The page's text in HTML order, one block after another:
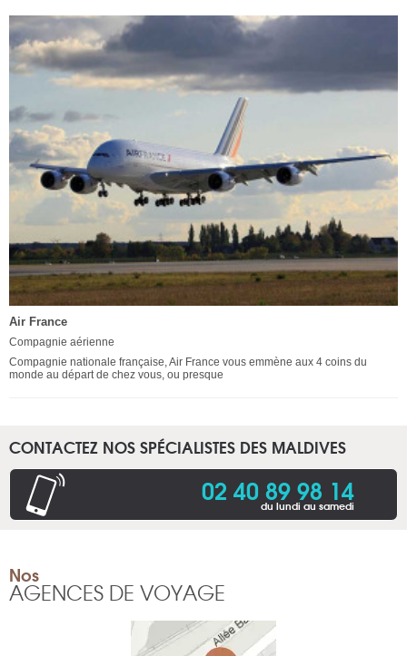
Air France
Compagnie aérienne
Compagnie nationale française, Air France vous emmène aux 4 coins du
monde au départ de chez vous, ou presque
CONTACTEZ NOS SPÉCIALISTES DES MALDIVES
02 40 89 98 14
du lundi au samedi
Nos
AGENCES DE VOYAGE